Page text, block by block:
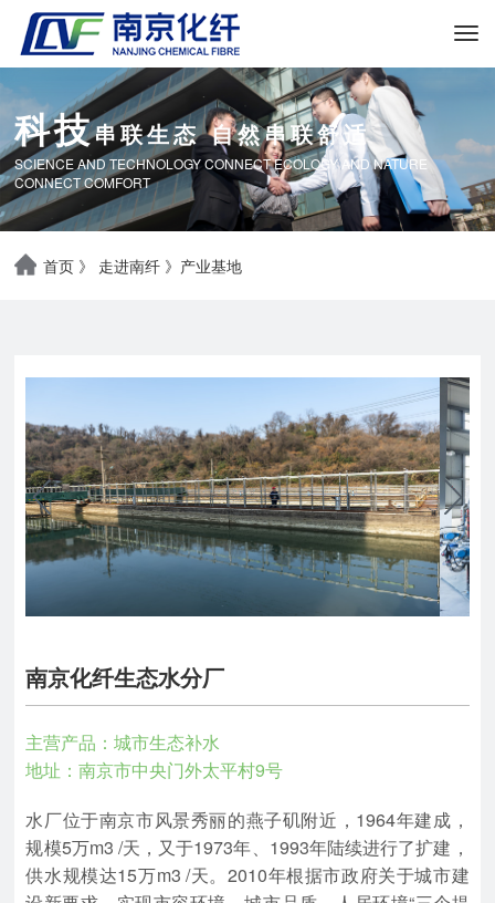
科技串联生态 自然串联舒适
SCIENCE AND TECHNOLOGY CONNECT ECOLOGY AND NATURE
CONNECT COMFORT
首页 》 走进南纤 》 产业基地
南京化纤生态水分厂
主营产品：城市生态补水
地址：南京市中央门外太平村9号
水厂位于南京市风景秀丽的燕子矶附近，1964年建成，
规模5万m3 /天，又于1973年、1993年陆续进行了扩建，
供水规模达15万m3 /天。2010年根据市政府关于城市建